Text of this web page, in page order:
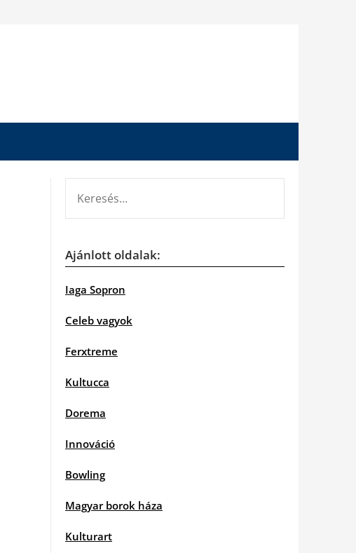
Ajánlott oldalak:
Iaga Sopron
Celeb vagyok
Ferxtreme
Kultucca
Dorema
Innováció
Bowling
Magyar borok háza
Kulturart